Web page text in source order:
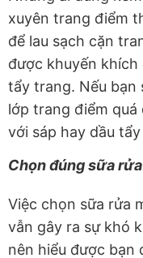
xuyên trang điểm
để lau sạch cặn
được khuyến khích
tẩy trang. Nếu bạn
lớp trang điểm quá
với sáp hay dầu
Chọn đúng sữa
Việc chọn sữa rửa
vẫn gây ra sự khó
nên hiểu được bạn